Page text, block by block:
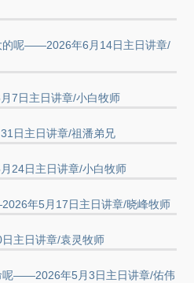
的呢——2026年6月14日主日讲章/
7日主日讲章/小白牧师
日主日讲章/祖潘弟兄
24日主日讲章/小白牧师
年5月17日主日讲章/晓峰牧师
主日讲章/袁灵牧师
呢——2026年5月3日主日讲章/佑伟